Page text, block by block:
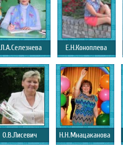
Л.А.Селезнева Е.Н.Коноплева
О.В.Лисевич Н.Н.Мнацаканова